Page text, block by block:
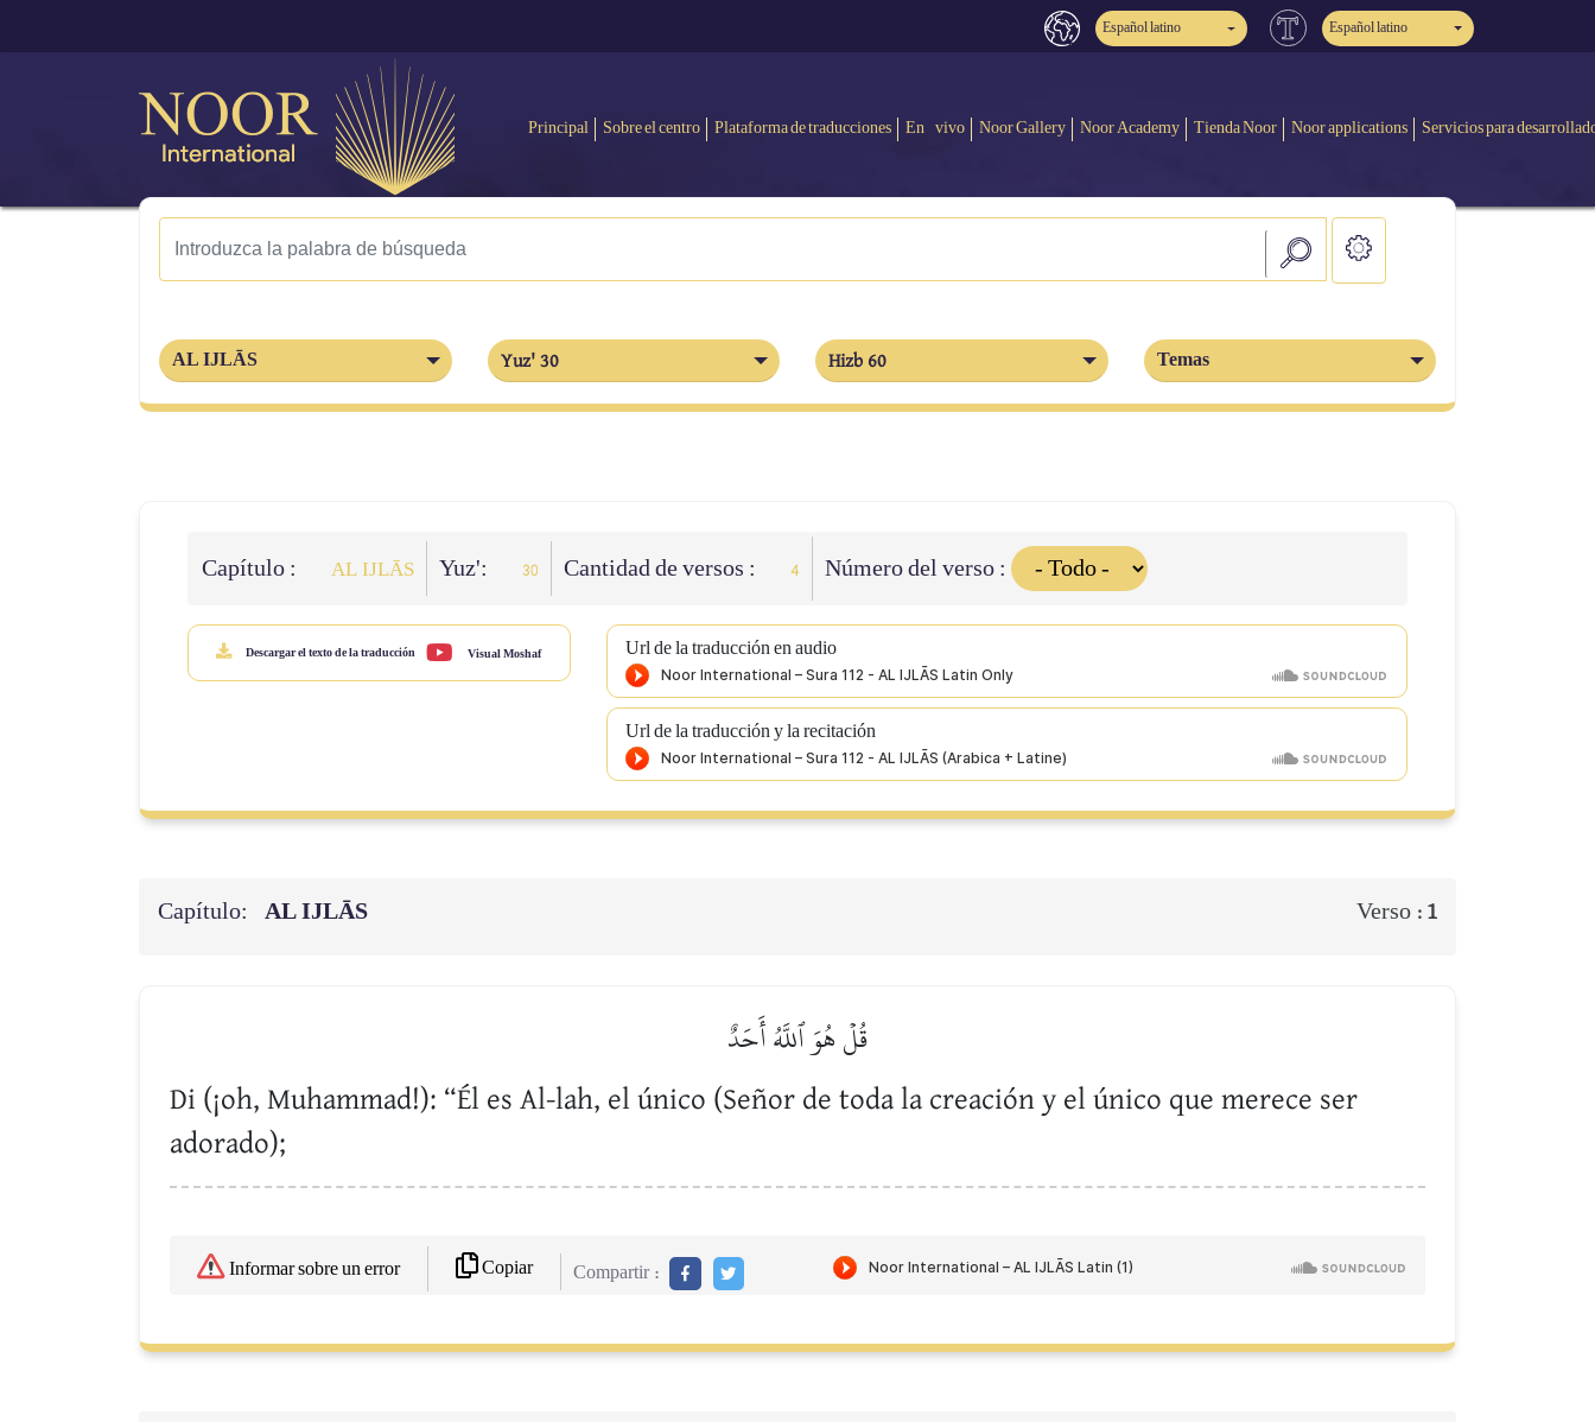
Español latino Español latino
Principal Sobre el centro Plataforma de traducciones En vivo Noor Gallery Noor Academy Tienda Noor Noor applications Servicios para
AL IJLĀS Yuz' 30 Hizb 60 Temas
Capítulo : AL IJLĀS Yuz': 30 Cantidad de versos : 4 Número del verso :
Descargar el texto de la traducción Visual Moshaf Url de la traducción en audio
Url de la traducción y la recitación
Capítulo: AL IJLĀS Verso : 1
قُلۡ هُوَ ٱللَّهُ أَحَدٌ
Di (¡oh, Muhammad!): “Él es Al-lah, el único (Señor de toda la creación y el único que merece ser
adorado);
Informar sobre un error Copiar Compartir :